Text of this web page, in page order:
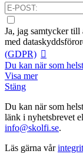
Ja, jag samtycker
med
(GDPR)
Du kan när som
Visa mer
Stäng
Du kan när som
länk i nyhetsbrevet
info@skolfi.se.
Läs gärna vår